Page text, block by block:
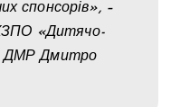
спонсорів», –
«Дитячо-
ДМР Дмитро